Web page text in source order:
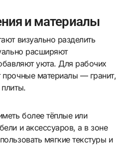
и материалы
визуально разделить
расширяют
уюта. Для рабочих
прочные материалы — гранит,
более тёплые или
и аксессуаров, а в зоне
мягкие текстуры и